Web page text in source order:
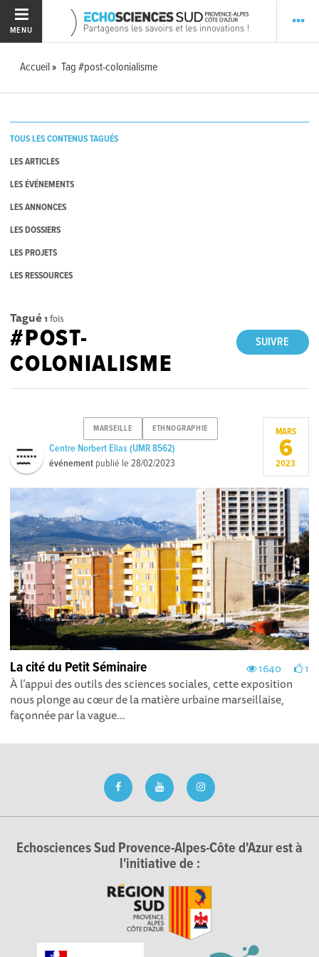
MENU
Accueil Tag #post-colonialisme
TOUS LES CONTENUS TAGUÉS
LES ARTICLES
LES ÉVÉNEMENTS
LES ANNONCES
LES DOSSIERS
LES PROJETS
LES RESSOURCES
Tagué 1 fois
SUIVRE
#POST-
COLONIALISME
MARSEILLE ETHNOGRAPHIE
Centre Norbert Elias (UMR 8562)
événement publié le28/02/2023
MARS
6
2023
1640 1
La cité du Petit Séminaire
À l’appui des outils des sciences sociales, cette exposition
nous plonge au cœur de la matière urbaine marseillaise,
façonnée par la vague...
Echosciences Sud Provence-Alpes-Côte d'Azur est à
l'initiative de :